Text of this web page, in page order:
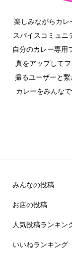
楽しみながらカレ
スパイスコミュニ
自分のカレー専用
真をアップして
撮るユーザーと繋
カレーをみんなで
みんなの投稿
お店の投稿
人気投稿ランキン
いいねランキング